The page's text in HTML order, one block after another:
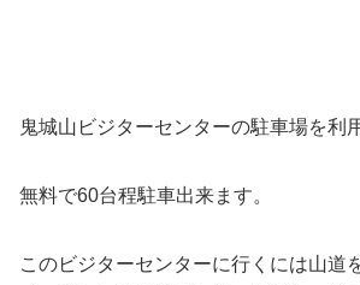
鬼城山ビジターセンターの駐車場を利
無料で60台程駐車出来ます。
このビジターセンターに行くには山道